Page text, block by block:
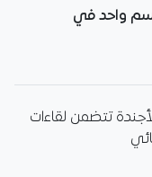
واحد في
تتضمن لقاءات